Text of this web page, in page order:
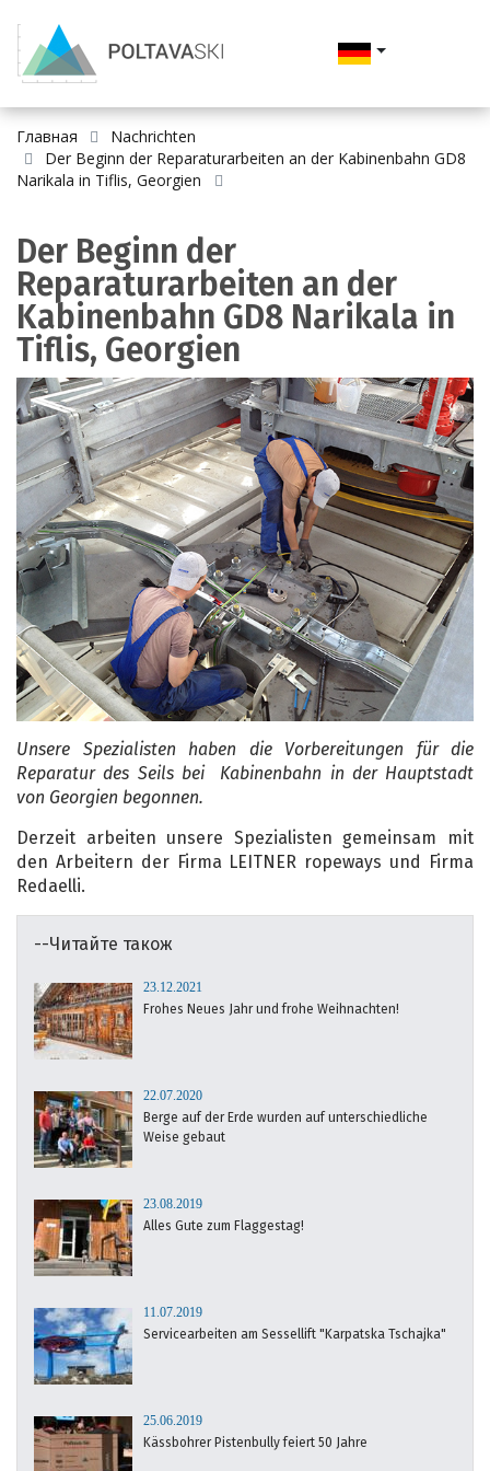
Главная
Nachrichten
Der Beginn der Reparaturarbeiten an der Kabinenbahn GD8
Narikala in Tiflis, Georgien
Der Beginn der
Reparaturarbeiten an der
Kabinenbahn GD8 Narikala in
Tiflis, Georgien
Unsere Spezialisten haben die Vorbereitungen für die
Reparaturdes Seils bei Kabinenbahn in derHauptstadt
von Georgien begonnen.
Derzeit arbeiten unsere Spezialisten gemeinsam mit
den Arbeitern der Firma LEITNER ropeways und Firma
Redaelli.
--Читайте також
23.12.2021
Frohes Neues Jahr und frohe Weihnachten!
22.07.2020
Berge auf der Erde wurden auf unterschiedliche
Weise gebaut
23.08.2019
Alles Gute zum Flaggestag!
11.07.2019
Servicearbeiten am Sessellift "Karpatska Tschajka"
25.06.2019
Kässbohrer Pistenbully feiert 50 Jahre